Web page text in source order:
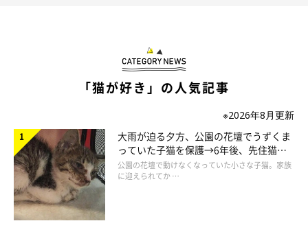
「刺繍を企画する段階で、完成したときの形態を決め、それに沿
「猫が好き」の人気記事
※2026年8月更新
大雨が迫る夕方、公園の花壇でうずくま
っていた子猫を保護→6年後、先住猫
と“姉妹”のような関係に
公園の花壇で動けなくなっていた小さな子猫。家族
に迎えられてか …